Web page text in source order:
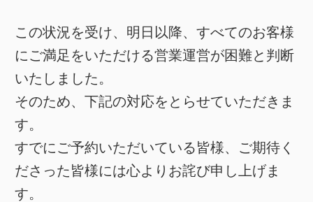
この状況を受け、明日以降、すべてのお客様
にご満足をいただける営業運営が困難と判断
いたしました。
そのため、下記の対応をとらせていただきま
す。
すでにご予約いただいている皆様、ご期待く
ださった皆様には心よりお詫び申し上げま
す。